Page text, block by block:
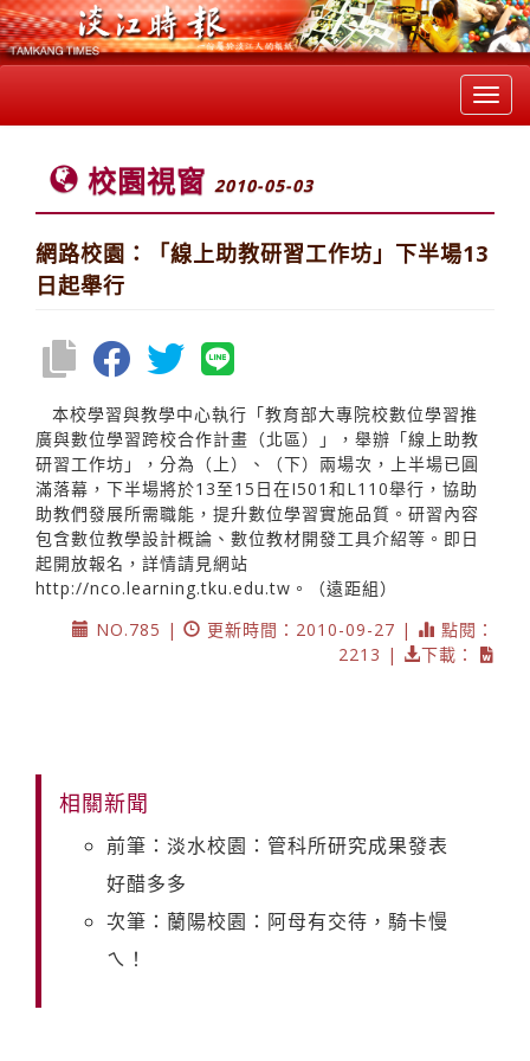
校園視窗 2010-05-03
網路校園：「線上助教研習工作坊」下半場13
日起舉行
本校學習與教學中心執行「教育部大專院校數位學習推
廣與數位學習跨校合作計畫（北區）」，舉辦「線上助教
研習工作坊」，分為（上）、（下）兩場次，上半場已圓
滿落幕，下半場將於13至15日在I501和L110舉行，協助
助教們發展所需職能，提升數位學習實施品質。研習內容
包含數位教學設計概論、數位教材開發工具介紹等。即日
起開放報名，詳情請見網站
http://nco.learning.tku.edu.tw 。（遠距組）
NO.785 |
更新時間：2010-09-27 |
點閱：
2213 |
下載：
相關新聞
前筆：淡水校園：管科所研究成果發表
好醋多多
次筆：蘭陽校園：阿母有交待，騎卡慢
ㄟ！